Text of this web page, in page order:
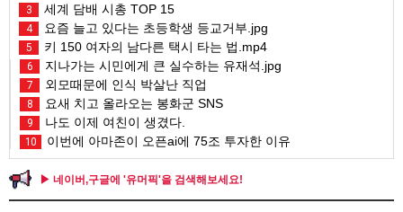
3 세계 담배 시총 TOP 15
4 요즘 늘고 있다는 초등학생 등교거부.jpg
5 키 150 여자의 남다른 택시 타는 법.mp4
6 지나가는 시민에게 큰 실수하는 유재석.jpg
7 외모때문에 인식 박살난 직업
8 요새 치고 올라오는 봉화군 SNS
9 나도 이제 여친이 생겼다.
10 이번에 아마존이 오픈ai에 75조 투자한 이유
▶ 네이버,구글에 '유머픽'을 검색해보세요!